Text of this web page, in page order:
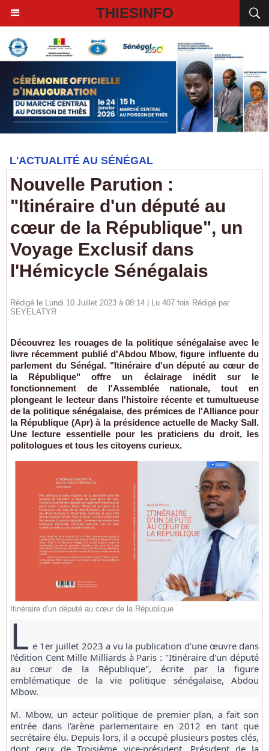
THIESINFO
L'ACTUALITÉ AU SÉNÉGAL
Nouvelle Parution :
"Itinéraire d'un député au
cœur de la République", un
Voyage Exclusif dans
l'Hémicycle Sénégalais
Rédigé le Lundi 10 Juillet 2023 à 08:14 | Lu 407 fois Rédigé par
SEYELATYR
Découvrez les rouages de la politique sénégalaise avec le
livre récemment publié d'Abdou Mbow, figure influente du
parlement du Sénégal. "Itinéraire d'un député au cœur de
la République" offre un éclairage inédit sur le
fonctionnement de l'Assemblée nationale, tout en
plongeant le lecteur dans l'histoire récente et tumultueuse
de la politique sénégalaise, des prémices de l'Alliance pour
la République (Apr) à la présidence actuelle de Macky Sall.
Une lecture essentielle pour les praticiens du droit, les
politologues et tous les citoyens curieux.
Itinéraire d'un député au cœur de la République
L e 1er juillet 2023 a vu la publication d'une œuvre dans
l'édition Cent Mille Milliards à Paris : "Itinéraire d'un député
au cœur de la République", écrite par la figure
emblématique de la vie politique sénégalaise, Abdou
Mbow.
M. Mbow, un acteur politique de premier plan, a fait son
entrée dans l'arène parlementaire en 2012 en tant que
secrétaire élu. Depuis lors, il a occupé plusieurs postes clés,
dont ceux de Troisième vice-président, Président de la